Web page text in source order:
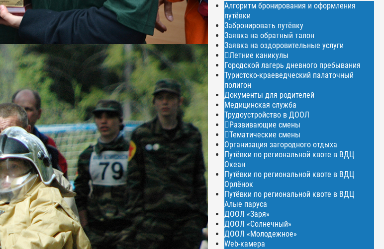
Алгоритм бронирования и оформления
путёвки
Забронировать путёвку
Заявка на обратный талон
Заявка на оздоровительные услуги
Летние каникулы
Городской лагерь дневного пребывания
Туристско-краеведческий палаточный
полигон
Документы для родителей
Медицинская служба
Трудоустройство в ДООЛ
Развивающие смены
Тематические смены
Организация загородного отдыха
Путёвки по региональной квоте в ВДЦ
Океан
Путёвки по региональной квоте в ВДЦ
Орлёнок
Путёвки по региональной квоте в ВДЦ
Алые паруса
ДООЛ «Заря»
ДООЛ «Солнечный»
ДООЛ «Молодежное»
Web-камера